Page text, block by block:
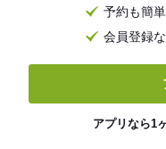
予約も簡
会員登録
アプリなら1